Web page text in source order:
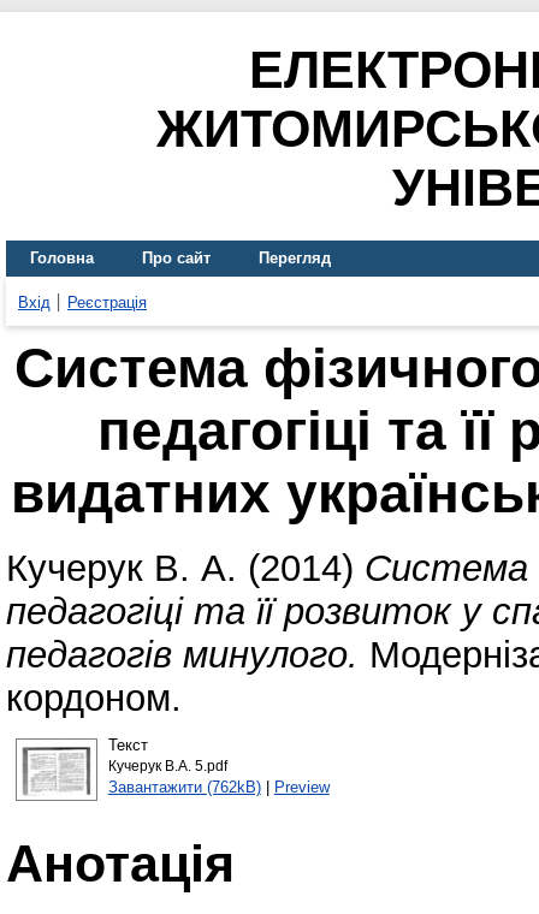
Головна Про сайт Перегляд
Вхід Реєстрація
Система
педагогіці та
видатних
Кучерук В. А. (2014) Система
педагогіці та її розвиток у
педагогів минулого.
кордоном.
Текст
Кучерук В.А. 5.pdf
Завантажити (762kB)| Preview
Анотація